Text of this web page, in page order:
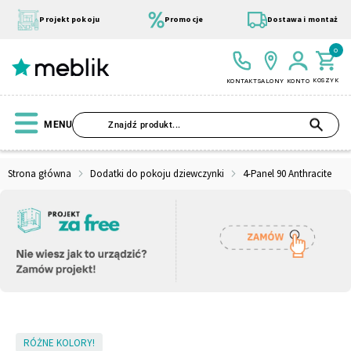
treści
Projekt pokoju Promocje Dostawa i montaż
KONTAKTSALONY KONTO KOSZYK
0
MENU
Strona główna Dodatki do pokoju dziewczynki 4-Panel 90 Anthracite
SkipRÓŻNE KOLORY!
Wszystkie Kolekcje Modułowe
Szafa Łóżko
Materace Pufy